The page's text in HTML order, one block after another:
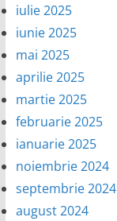
iulie 2025
iunie 2025
mai 2025
aprilie 2025
martie 2025
februarie 2025
ianuarie 2025
noiembrie 2024
septembrie 2024
august 2024